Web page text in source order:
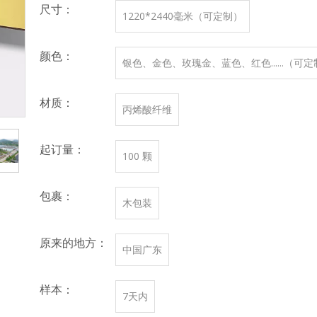
尺寸： 1220*2440毫米（可定制）
颜色： 银色、金色、玫瑰金、蓝色、红色......（可定
材质： 丙烯酸纤维
起订量： 100 颗
包裹： 木包装
原来的地方： 中国广东
样本： 7天内